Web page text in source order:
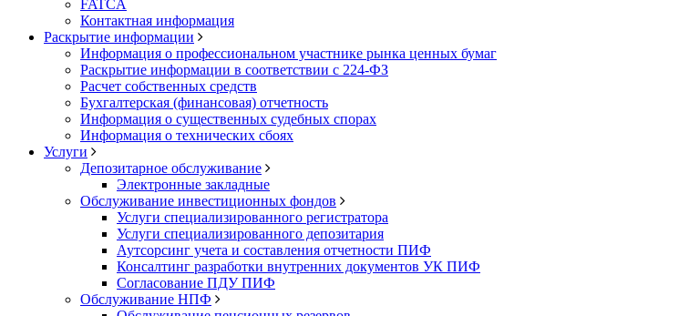
FATCA
Контактная информация
Раскрытие информации
Информация о профессиональном участнике рынка ценных бумаг
Раскрытие информации в соответствии с 224-ФЗ
Расчет собственных средств
Бухгалтерская (финансовая) отчетность
Информация о существенных судебных спорах
Информация о технических сбоях
Услуги
Депозитарное обслуживание
Электронные закладные
Обслуживание инвестиционных фондов
Услуги специализированного регистратора
Услуги специализированного депозитария
Аутсорсинг учета и составления отчетности ПИФ
Консалтинг разработки внутренних документов УК ПИФ
Согласование ПДУ ПИФ
Обслуживание НПФ